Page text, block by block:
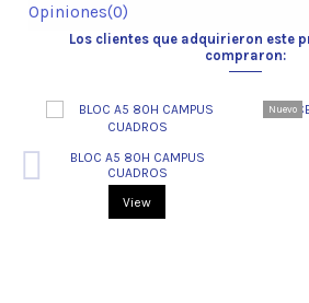
Opiniones(0)
Los clientes que adquirieron este
compraron:
BLOC A5 80H CAMPUS
CUADROS
View
Nuevo